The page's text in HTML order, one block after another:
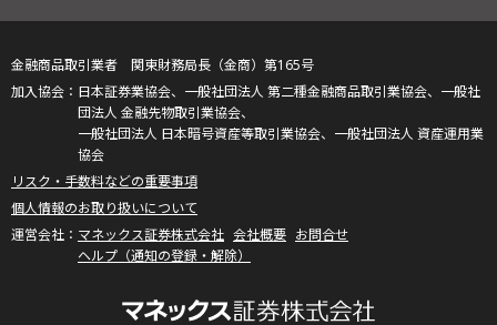
金融商品取引業者 関東財務局長（金商）第165号
日本証券業協会、一般社団法人 第二種金融商品取引業協会、一般社
団法人 金融先物取引業協会、
一般社団法人 日本暗号資産等取引業協会、一般社団法人 資産運用業
協会
リスク・手数料などの重要事項
個人情報のお取り扱いについて
マネックス証券株式会社 会社概要 お問合せ
ヘルプ（通知の登録・解除）